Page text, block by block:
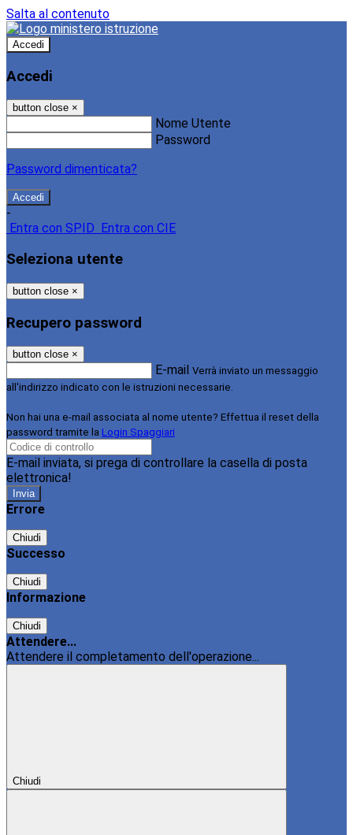
Salta al contenuto
Accedi
Accedi
button close ×
Nome Utente
Password
Password dimenticata?
-
Entra con SPID
Entra con CIE
Seleziona utente
button close ×
Recupero password
button close ×
E-mail Verrà inviato un messaggio
all'indirizzo indicato con le istruzioni necessarie.
Non hai una e-mail associata al nome utente? Effettua il reset della
password tramite la Login Spaggiari
E-mail inviata, si prega di controllare la casella di posta
elettronica!
Errore
Chiudi
Successo
Chiudi
Informazione
Chiudi
Attendere...
Attendere il completamento dell'operazione...
Chiudi